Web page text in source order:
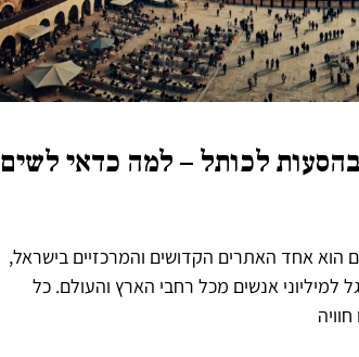
בהסעות לכותל – למה כדאי לשים
הוא אחד האתרים הקדושים והמרכזיים בישראל,
למיליוני אנשים מכל רחבי הארץ והעולם. כל